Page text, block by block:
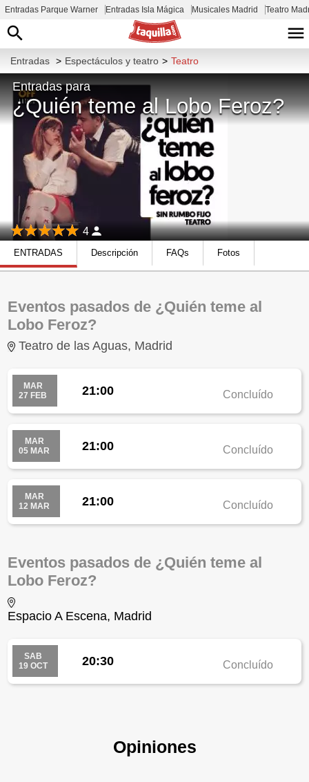
Entradas Parque Warner Entradas Isla Mágica Musicales Madrid Teatro
Entradas > Espectáculos y teatro > Teatro
Entradas para
¿Quién teme al Lobo Feroz?
4
ENTRADAS Descripción FAQs Fotos
Eventos pasados de ¿Quién teme al
Lobo Feroz?
Teatro de las Aguas, Madrid
MAR
27 FEB
21:00 Concluído
MAR
05 MAR
21:00 Concluído
MAR
12 MAR
21:00 Concluído
Eventos pasados de ¿Quién teme al
Lobo Feroz?
Espacio A Escena, Madrid
SAB
19 OCT
20:30 Concluído
Opiniones